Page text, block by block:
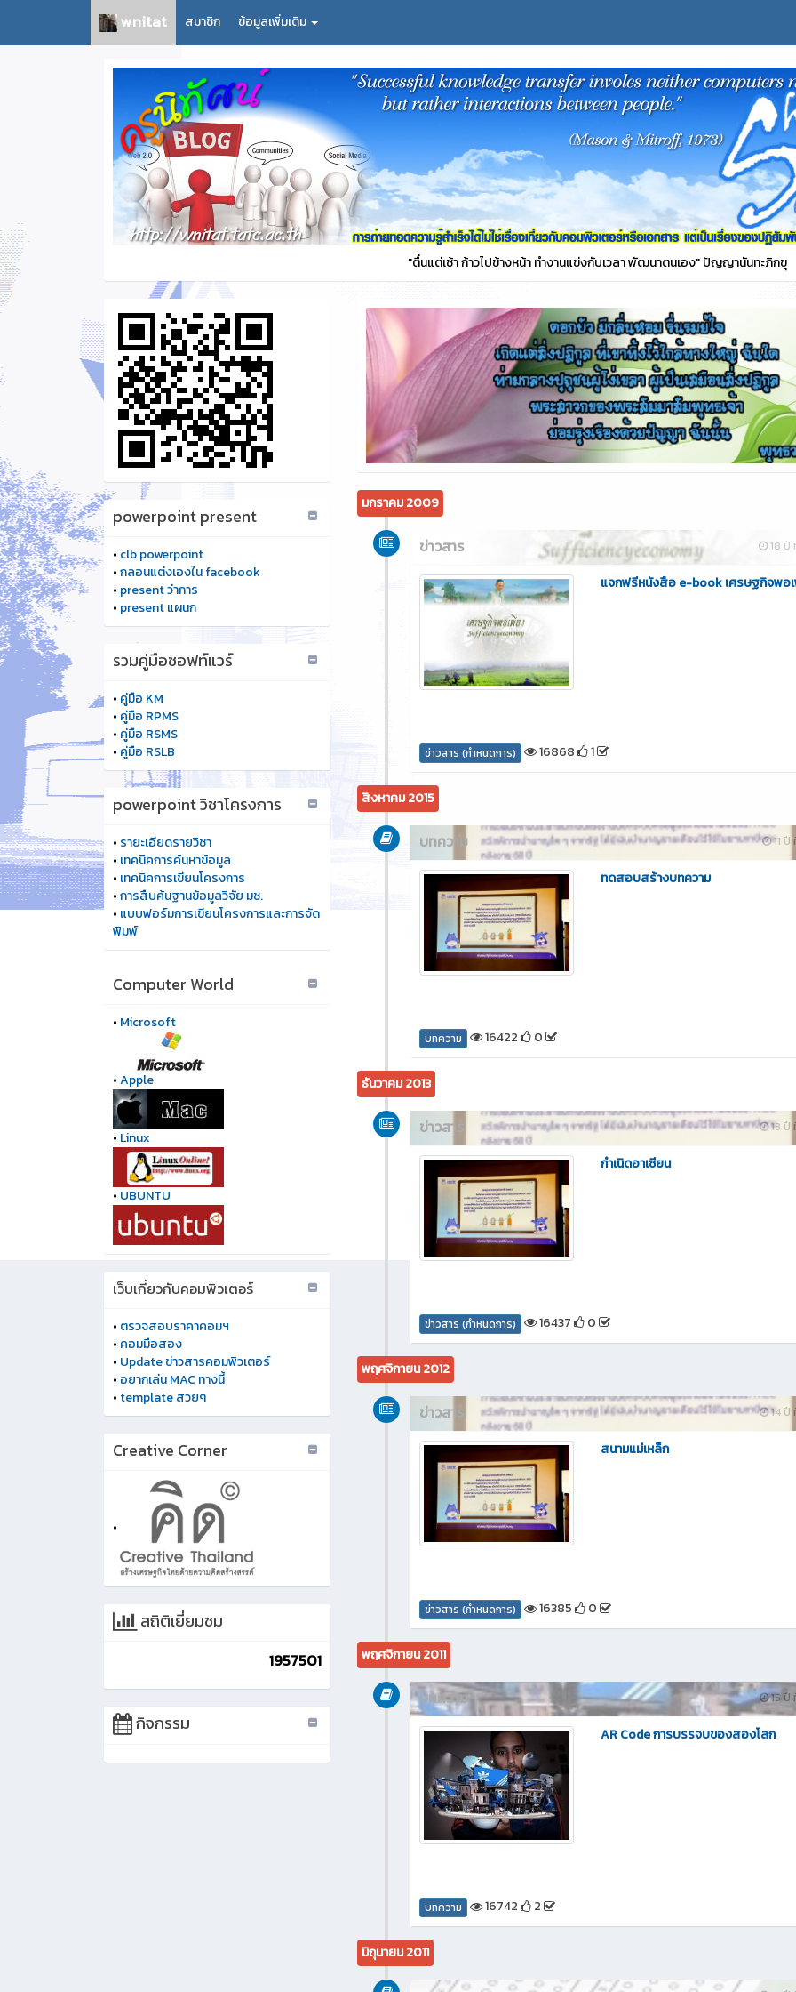
wnitat สมาชิก ข้อมูลเพิ่มเติม
"ตื่นแต่เช้า ก้าวไปข้างหน้า ทำงานแข่งกับเวลา พัฒนาตนเอง" ปัญญานันทะภิกขุ
powerpoint present
• clb powerpoint
•กลอนแต่งเองใน facebook
• present ว่าการ
• present แผนก
รวมคู่มือซอฟท์แวร์
• คู่มือ KM
• คู่มือ RPMS
• คู่มือ RSMS
• คู่มือ RSLB
powerpoint วิชาโครงการ
• รายะเอียดรายวิชา
• เทคนิคการค้นหาข้อมูล
• เทคนิคการเขียนโครงการ
•การสืบค้นฐานข้อมูลวิจัย มช.
• แบบฟอร์มการเขียนโครงการและการจัด
พิมพ์
Computer World
• Microsoft
•Apple
• Linux
• UBUNTU
เว็บเกี่ยวกับคอมพิวเตอร์
• ตรวจสอบราคาคอมฯ
• คอมมือสอง
• Update ข่าวสารคอมพิวเตอร์
• อยากเล่น MAC ทางนี้
• template สวยๆ
Creative Corner
•
สถิติเยี่ยมชม
1957501
กิจกรรม
มกราคม 2009
18 ปี
ข่าวสาร
แจกฟรีหนังสือ e-book เศรษฐกิจพอ
ข่าวสาร (กำหนดการ) 16868 1
สิงหาคม 2015
11 ปี
บทความ
ทดสอบสร้างบทความ
บทความ 16422 0
ธันวาคม 2013
13 ปี
ข่าวสาร
กำเนิดอาเซียน
ข่าวสาร (กำหนดการ) 16437 0
พฤศจิกายน 2012
14 ปี
ข่าวสาร
สนามแม่เหล็ก
ข่าวสาร (กำหนดการ) 16385 0
พฤศจิกายน 2011
15 ปี
บทความ
AR Code การบรรจบของสองโลก
บทความ 16742 2
มิถุนายน 2011